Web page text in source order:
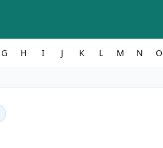
G H I J K L M N O